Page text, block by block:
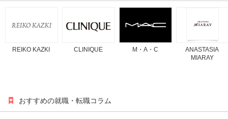
REIKO KAZKI CLINIQUE M・A・C
ANASTASIA
MIARAY
おすすめの就職・転職コラム